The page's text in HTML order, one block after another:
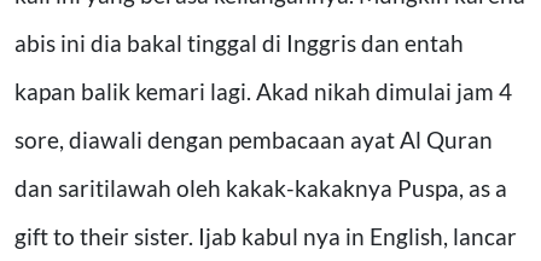
abis ini dia bakal tinggal di Inggris dan entah
kapan balik kemari lagi. Akad nikah dimulai jam 4
sore, diawali dengan pembacaan ayat Al Quran
dan saritilawah oleh kakak-kakaknya Puspa, as a
gift to their sister. Ijab kabul nya in English, lancar